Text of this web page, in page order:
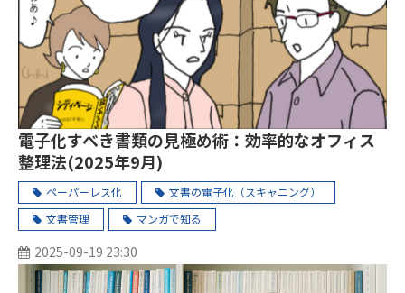
電子化すべき書類の見極め術：効率的なオフィス
整理法(2025年9月)
ペーパーレス化
文書の電子化（スキャニング）
文書管理
マンガで知る
2025-09-19 23:30